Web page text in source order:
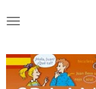
direct
de
hoofdinhoud